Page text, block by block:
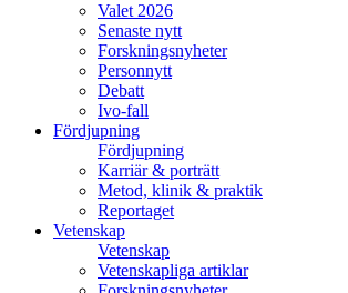
Valet 2026
Senaste nytt
Forskningsnyheter
Personnytt
Debatt
Ivo-fall
Fördjupning
Fördjupning
Karriär & porträtt
Metod, klinik & praktik
Reportaget
Vetenskap
Vetenskap
Vetenskapliga artiklar